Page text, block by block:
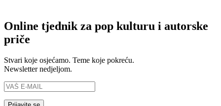
Online tjednik za pop kulturu i autorske
priče
Stvari koje osjećamo. Teme koje pokreću.
Newsletter nedjeljom.